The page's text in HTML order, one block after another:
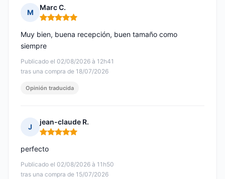
M
Marc C.
Nota: 5 de 5
Publicado el 02/08/2026 à 12h41
tras una compra de 18/07/2026
Muy bien, buena recepción, buen tamaño como
siempre
Opinión traducida
J
jean-claude R.
Nota: 5 de 5
Publicado el 02/08/2026 à 11h50
tras una compra de 15/07/2026
perfecto